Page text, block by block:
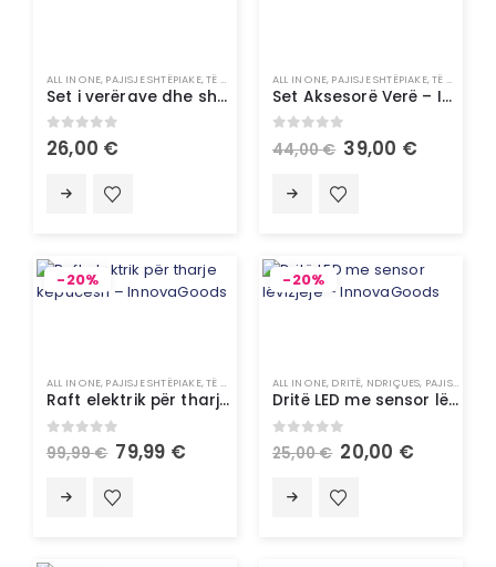
ALL IN ONE, PAJISJE SHTËPIAKE,TË GJITHA UNCATEGORIZED
Set i verërave dhe shah – InnovaGoods
0 out of 5
26,00 €
ALL IN ONE, PAJISJE SHTËPIAKE,TË GJITHA
Set Aksesorë Verë – InnovaGoods
out of 5
44,00€ 39,00 €
-20%
ALL IN ONE, PAJISJE SHTËPIAKE,TË GJITHA UNCATEGORIZED
Raft elektrik për tharje këpucësh – InnovaGoods
0 out of 5
99,99€ 79,99 €
-20%
ALL IN ONE, DRITË, NDRIÇUES, PAJISJE SHTËPIAKE
Dritë LED me sensor lëvizjeje – InnovaGoods
0out of 5
25,00€ 20,00 €